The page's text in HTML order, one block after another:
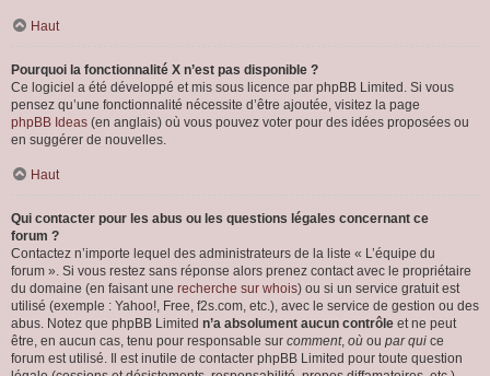
Haut
Pourquoi la fonctionnalité X n’est pas disponible ?
Ce logiciel a été développé et mis sous licence par phpBB Limited. Si vous
pensez qu’une fonctionnalité nécessite d’être ajoutée, visitez la page
phpBB Ideas (en anglais) où vous pouvez voter pour des idées proposées ou
en suggérer de nouvelles.
Haut
Qui contacter pour les abus ou les questions légales concernant ce
forum ?
Contactez n’importe lequel des administrateurs de la liste « L’équipe du
forum ». Si vous restez sans réponse alors prenez contact avec le propriétaire
du domaine (en faisant une recherche sur whois) ou si un service gratuit est
utilisé (exemple : Yahoo!, Free, f2s.com, etc.), avec le service de gestion ou des
abus. Notez que phpBB Limited n’a absolument aucun contrôle et ne peut
être, en aucun cas, tenu pour responsable sur comment, où ou par qui ce
forum est utilisé. Il est inutile de contacter phpBB Limited pour toute question